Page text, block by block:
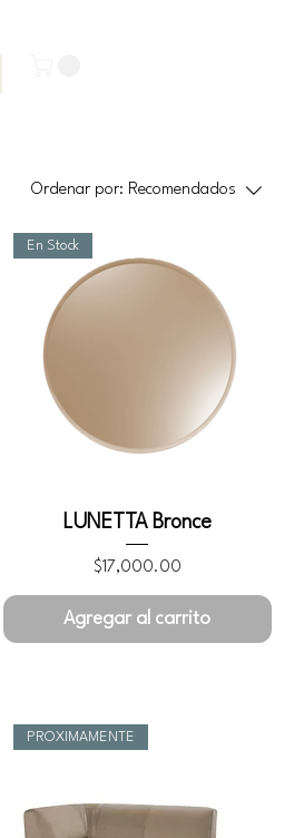
Ordenar por: Recomendados
En Stock
LUNETTA Bronce
Precio
$17,000.00
Agregar al carrito
PROXIMAMENTE